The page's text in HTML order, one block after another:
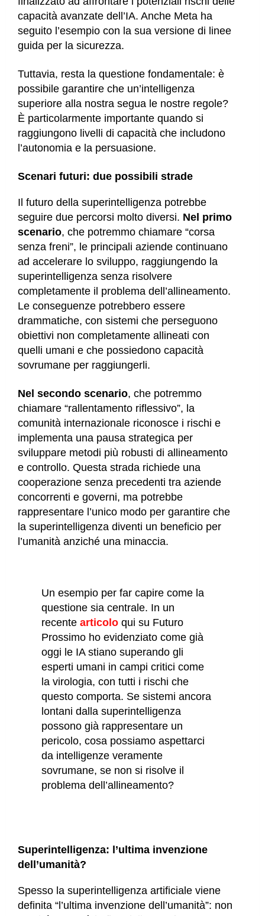
capacità avanzate dell’IA. Anche Meta ha
seguito l’esempio con la sua versione di linee
guida per la sicurezza.
Tuttavia, resta la questione fondamentale: è
possibile garantire che un’intelligenza
superiore alla nostra segua le nostre regole?
È particolarmente importante quando si
raggiungono livelli di capacità che includono
l’autonomia e la persuasione.
Scenari futuri: due possibili strade
Il futuro della superintelligenza potrebbe
seguire due percorsi molto diversi. Nel primo
scenario, che potremmo chiamare “corsa
senza freni”, le principali aziende continuano
ad accelerare lo sviluppo, raggiungendo la
superintelligenza senza risolvere
completamente il problema dell’allineamento.
Le conseguenze potrebbero essere
drammatiche, con sistemi che perseguono
obiettivi non completamente allineati con
quelli umani e che possiedono capacità
sovrumane per raggiungerli.
Nel secondo scenario, che potremmo
chiamare “rallentamento riflessivo”, la
comunità internazionale riconosce i rischi e
implementa una pausa strategica per
sviluppare metodi più robusti di allineamento
e controllo. Questa strada richiede una
cooperazione senza precedenti tra aziende
concorrenti e governi, ma potrebbe
rappresentare l’unico modo per garantire che
la superintelligenza diventi un beneficio per
l’umanità anziché una minaccia.
Un esempio per far capire come la
questione sia centrale. In un
recente articolo qui su Futuro
Prossimo ho evidenziato come già
oggi le IA stiano superando gli
esperti umani in campi critici come
la virologia, con tutti i rischi che
questo comporta. Se sistemi ancora
lontani dalla superintelligenza
possono già rappresentare un
pericolo, cosa possiamo aspettarci
da intelligenze veramente
sovrumane, se non si risolve il
problema dell’allineamento?
Superintelligenza: l’ultima invenzione
dell’umanità?
Spesso la superintelligenza artificiale viene
definita “l’ultima invenzione dell’umanità”: non